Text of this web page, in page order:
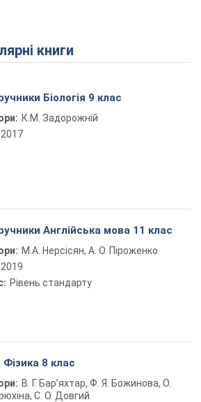
Play Video
книги
Біологія 9 клас
К.М. Задорожній
2017
Англійська мова 11 клас
М.А. Нерсісян, А. О. Піроженко
2019
Рівень стандарту
8 клас
В. Г. Бар’яхтар, Ф. Я. Божинова, О.
С. О. Довгий